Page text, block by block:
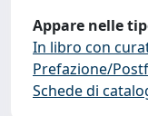
Appare nelle
In libro con
Prefazione/
Schede di